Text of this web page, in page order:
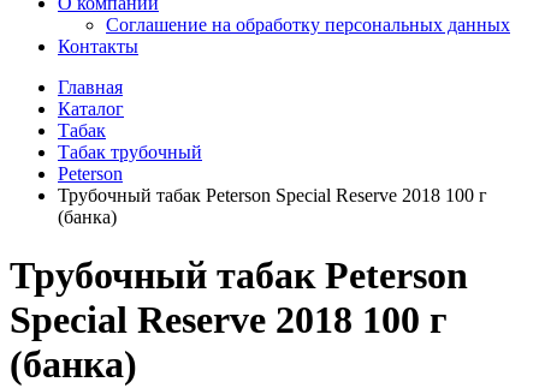
Соглашение на обработку персональных данных
Контакты
Главная
Каталог
Табак
Табак трубочный
Peterson
Трубочный табак Peterson Special Reserve 2018 100 г
(банка)
Трубочный табак Peterson
Special Reserve 2018 100 г
(банка)